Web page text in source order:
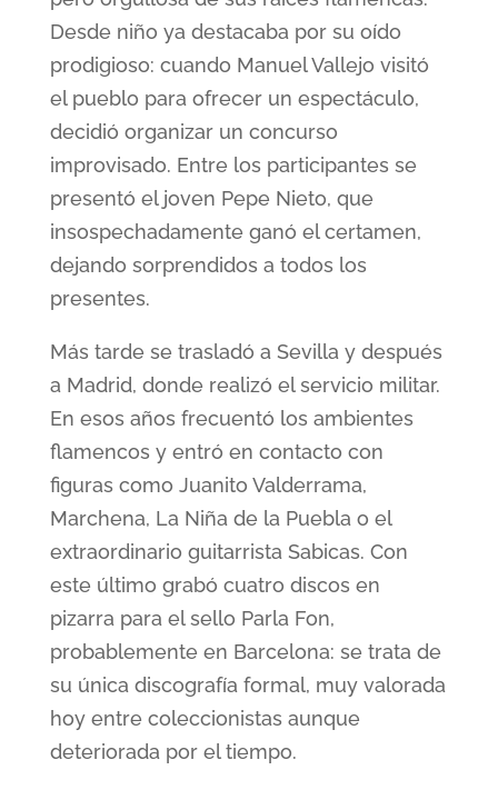
Desde niño ya destacaba por su oído
prodigioso: cuando Manuel Vallejo visitó
el pueblo para ofrecer un espectáculo,
decidió organizar un concurso
improvisado. Entre los participantes se
presentó el joven Pepe Nieto, que
insospechadamente ganó el certamen,
dejando sorprendidos a todos los
presentes.
Más tarde se trasladó a Sevilla y después
a Madrid, donde realizó el servicio militar.
En esos años frecuentó los ambientes
flamencos y entró en contacto con
figuras como Juanito Valderrama,
Marchena, La Niña de la Puebla o el
extraordinario guitarrista Sabicas. Con
este último grabó cuatro discos en
pizarra para el sello Parla Fon,
probablemente en Barcelona: se trata de
su única discografía formal, muy valorada
hoy entre coleccionistas aunque
deteriorada por el tiempo.